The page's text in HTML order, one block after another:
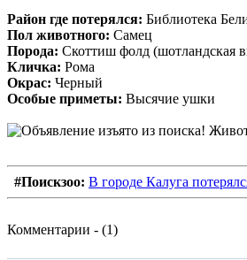
Район где потерялся: Библиотека
Пол животного: Самец
Порода: Скоттиш фолд (шотландская
Кличка: Рома
Окрас: Черный
Особые приметы: Высячие ушки
#Поискзоо: В городе Калуга
Комментарии - (1)